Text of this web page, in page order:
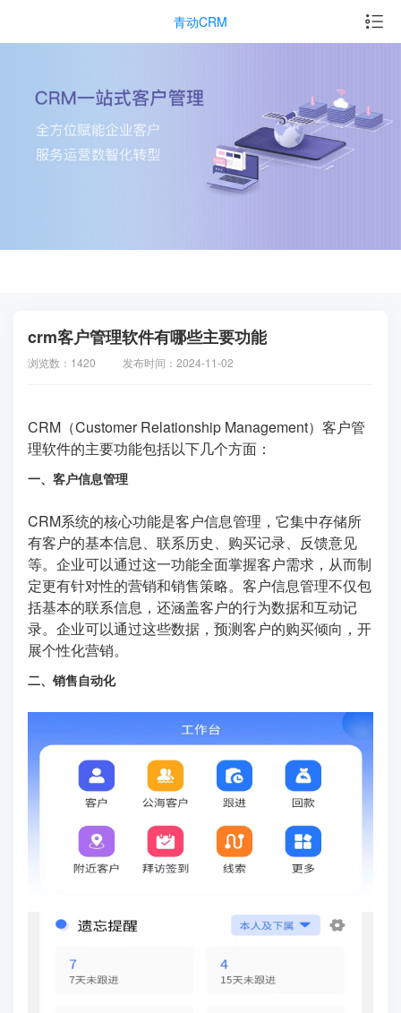
青动CRM
crm客户管理软件有哪些主要功能
浏览数：1420 发布时间：2024-11-02
CRM（Customer Relationship Management）客户管
理软件的主要功能包括以下几个方面：
一、客户信息管理
CRM系统的核心功能是客户信息管理，它集中存储所
有客户的基本信息、联系历史、购买记录、反馈意见
等。企业可以通过这一功能全面掌握客户需求，从而制
定更有针对性的营销和销售策略。客户信息管理不仅包
括基本的联系信息，还涵盖客户的行为数据和互动记
录。企业可以通过这些数据，预测客户的购买倾向，开
展个性化营销。
二、销售自动化